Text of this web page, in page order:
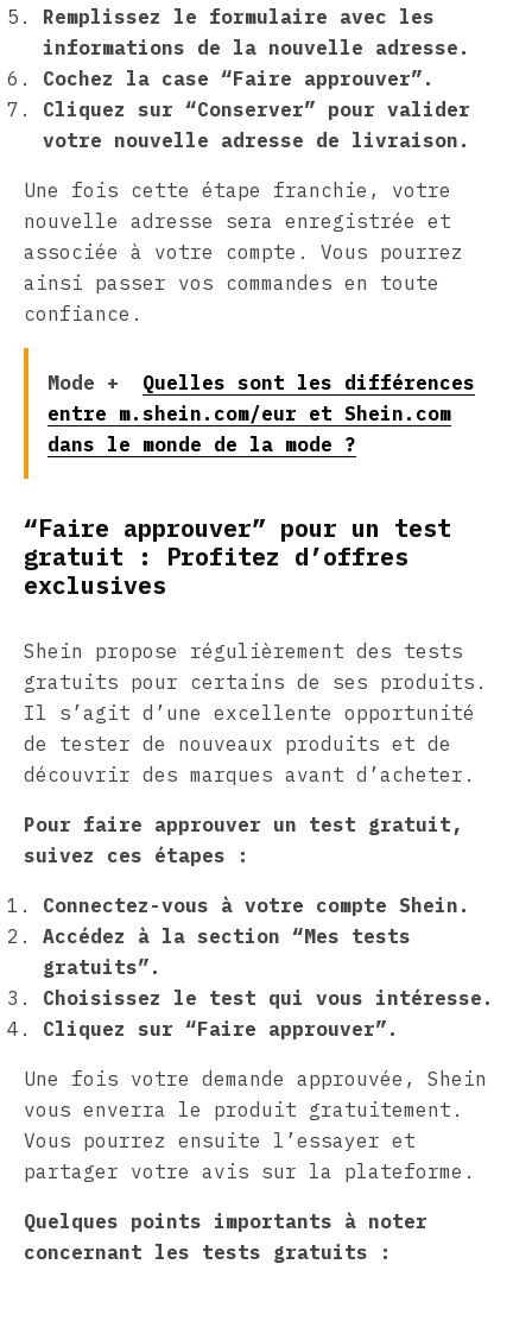
Remplissez le formulaire avec les
informations de la nouvelle adresse.
Cochez la case “Faire approuver”.
Cliquez sur “Conserver” pour valider
votre nouvelle adresse de livraison.
Une fois cette étape franchie, votre
nouvelle adresse sera enregistrée et
associée à votre compte. Vous pourrez
ainsi passer vos commandes en toute
confiance.
Mode +
Quelles sont les différences
entre m.shein.com/eur et Shein.com
dans le monde de la mode ?
“Faire approuver” pour un test
gratuit : Profitez d’offres
exclusives
Shein propose régulièrement des tests
gratuits pour certains de ses produits.
Il s’agit d’une excellente opportunité
de tester de nouveaux produits et de
découvrir des marques avant d’acheter.
Pour faire approuver un test gratuit,
suivez ces étapes :
Connectez-vous à votre compte Shein.
Accédez à la section “Mes tests
gratuits”.
Choisissez le test qui vous intéresse.
Cliquez sur “Faire approuver”.
Une fois votre demande approuvée, Shein
vous enverra le produit gratuitement.
Vous pourrez ensuite l’essayer et
partager votre avis sur la plateforme.
Quelques points importants à noter
concernant les tests gratuits :